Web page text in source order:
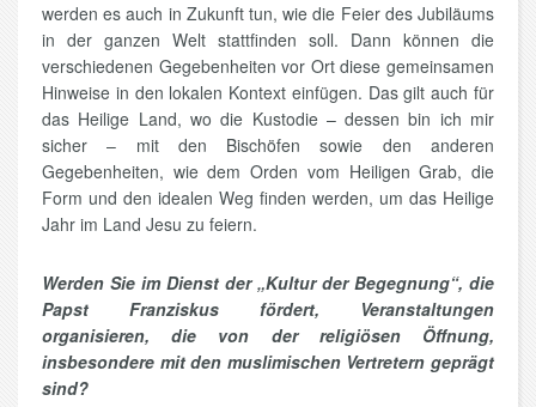
werden es auch in Zukunft tun, wie die Feier des Jubiläums
in der ganzen Welt stattfinden soll. Dann können die
verschiedenen Gegebenheiten vor Ort diese gemeinsamen
Hinweise in den lokalen Kontext einfügen. Das gilt auch für
das Heilige Land, wo die Kustodie – dessen bin ich mir
sicher – mit den Bischöfen sowie den anderen
Gegebenheiten, wie dem Orden vom Heiligen Grab, die
Form und den idealen Weg finden werden, um das Heilige
Jahr im Land Jesu zu feiern.
Werden Sie im Dienst der „Kultur der Begegnung“, die
Papst Franziskus fördert, Veranstaltungen
organisieren, die von der religiösen Öffnung,
insbesondere mit den muslimischen Vertretern geprägt
sind?